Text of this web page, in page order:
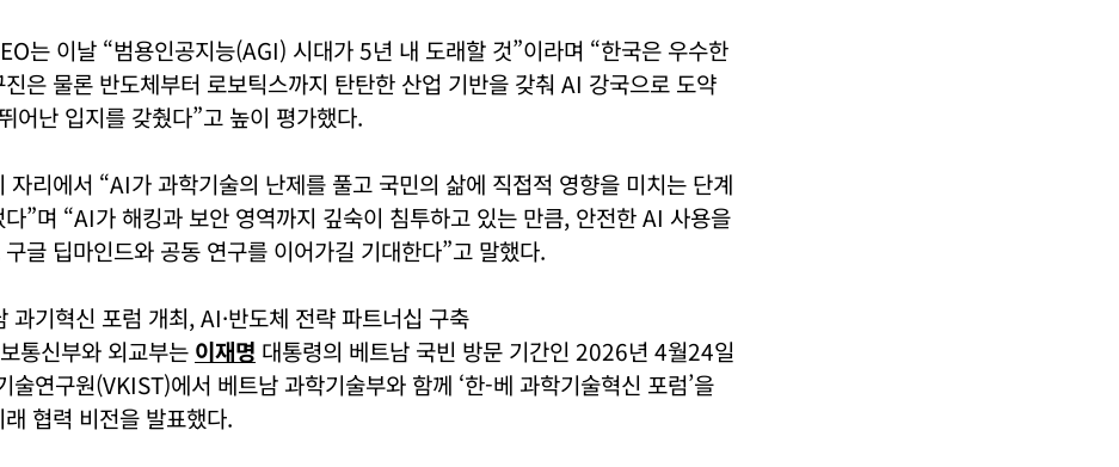
는 이날 “범용인공지능(AGI) 시대가 5년 내 도래할 것”이라며 “한국은 우수한
은 물론 반도체부터 로보틱스까지 탄탄한 산업 기반을 갖춰 AI 강국으로 도약
어난 입지를 갖췄다”고 높이 평가했다.
자리에서 “AI가 과학기술의 난제를 풀고 국민의 삶에 직접적 영향을 미치는 단계
”며 “AI가 해킹과 보안 영역까지 깊숙이 침투하고 있는 만큼, 안전한 AI 사용을
글 딥마인드와 공동 연구를 이어가길 기대한다”고 말했다.
과기혁신 포럼 개최, AI·반도체 전략 파트너십 구축
통신부와 외교부는 이재명 대통령의 베트남 국빈 방문 기간인 2026년 4월24일
술연구원(VKIST)에서 베트남 과학기술부와 함께 ‘한-베 과학기술혁신 포럼’을
협력 비전을 발표했다.